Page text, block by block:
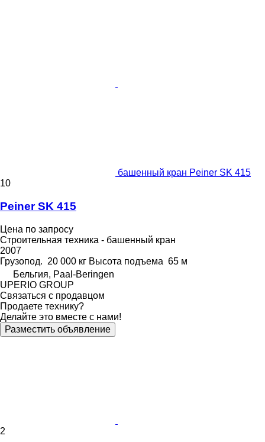
башенный кран Peiner SK 415
10
Peiner SK 415
Цена по запросу
Строительная техника - башенный кран
2007
Грузопод. 20 000 кг Высота подъема 65 м
Бельгия, Paal-Beringen
UPERIO GROUP
Связаться с продавцом
Продаете технику?
Делайте это вместе с нами!
Разместить объявление
2